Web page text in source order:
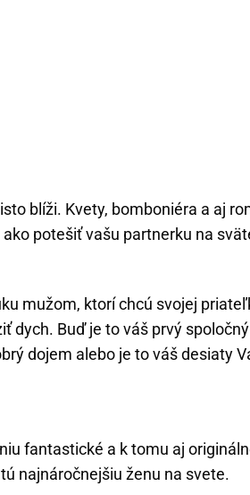
blíži. Kvety, bomboniéra a aj
potešiť vašu partnerku na
mužom, ktorí chcú svojej
dych. Buď je to váš prvý
dojem alebo je to váš desiaty
fantastické a k tomu aj
najnáročnejšiu ženu na svete.